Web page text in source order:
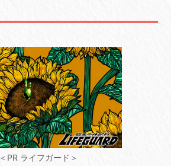
＜PR ライフガード＞